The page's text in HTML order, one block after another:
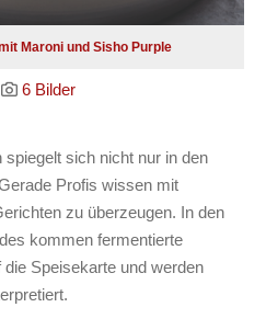
Maroni und Sisho Purple
6 Bilder
sich nicht nur in den
Profis wissen mit
zu überzeugen. In den
kommen fermentierte
Speisekarte und werden